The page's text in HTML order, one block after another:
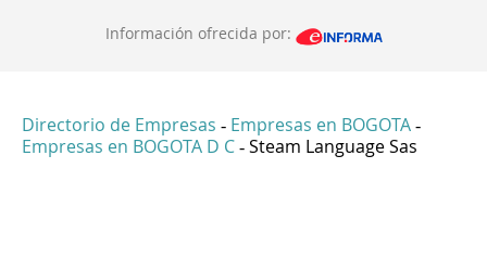
Información ofrecida por:
Directorio de Empresas - Empresas en BOGOTA -
Empresas en BOGOTA D C - Steam Language Sas